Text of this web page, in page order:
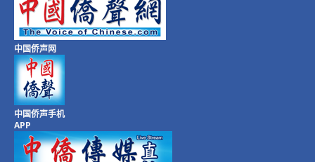
中国侨声网
中国侨声手机
APP